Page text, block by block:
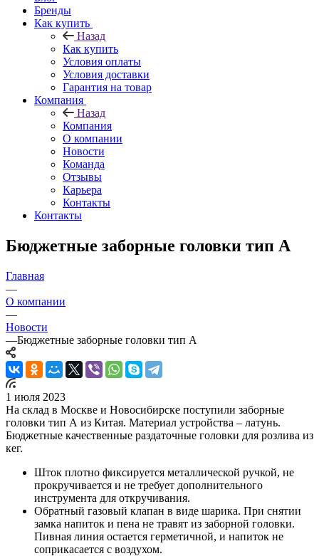
Бренды
Как купить
Назад
Как купить
Условия оплаты
Условия доставки
Гарантия на товар
Компания
Назад
Компания
О компании
Новости
Команда
Отзывы
Карьера
Контакты
Контакты
Бюджетные заборные головки тип А
Главная
—
О компании
—
Новости
—Бюджетные заборные головки тип А
1 июля 2023
На склад в Москве и Новосибирске поступили заборные
головки тип А из Китая. Материал устройства – латунь.
Бюджетные качественные раздаточные головки для розлива из
кег.
Шток плотно фиксируется металлической ручкой, не
прокручивается и не требует дополнительного
инструмента для откручивания.
Обратный газовый клапан в виде шарика. При снятии
замка напиток и пена не травят из заборной головки.
Пивная линия остается герметичной, и напиток не
соприкасается с воздухом.